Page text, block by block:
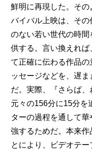
鮮明に再現した。その
バイバル上映は、そ
のない若い世代の時
供する。言い換えれ
て正確に伝わる作品
ッセージなどを、遅
だ。実際、『さらば
元々の156分に15分を
ターの過程を通して
強するためだ。本来作
とにより、ビデオテ